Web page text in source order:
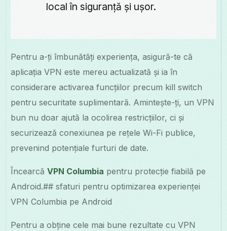
local în siguranță și ușor.
Pentru a-ți îmbunătăți experiența, asigură-te că
aplicația VPN este mereu actualizată și ia în
considerare activarea funcțiilor precum kill switch
pentru securitate suplimentară. Amintește-ți, un VPN
bun nu doar ajută la ocolirea restricțiilor, ci și
securizează conexiunea pe rețele Wi-Fi publice,
prevenind potențiale furturi de date.
ÎncearcăVPN Columbia pentru protecție fiabilă pe
Android.## sfaturi pentru optimizarea experienței
VPN Columbia pe Android
Pentru a obține cele mai bune rezultate cu VPN